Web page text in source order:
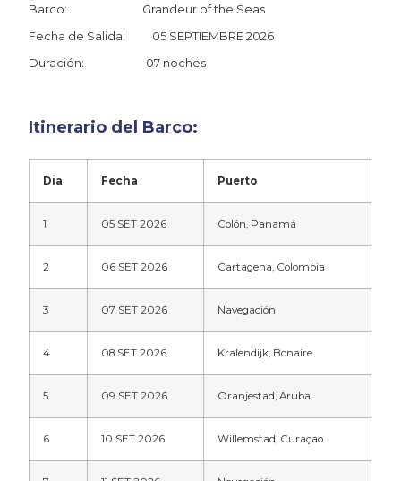
Barco: Grandeur of the Seas
Fecha de Salida: 05 SEPTIEMBRE 2026
Duración: 07 noches
Itinerario del Barco:
Dia Fecha Puerto
1 05 SET 2026 Colón, Panamá
2 06 SET 2026 Cartagena, Colombia
3 07 SET 2026 Navegación
4 08 SET 2026 Kralendijk, Bonaire
5 09 SET 2026 Oranjestad, Aruba
6 10 SET 2026 Willemstad, Curaçao